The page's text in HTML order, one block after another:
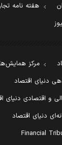
هفته نامه
مرکز
دنیای اقتصاد
و اقتصادی دنیای
دنیای اقتصاد